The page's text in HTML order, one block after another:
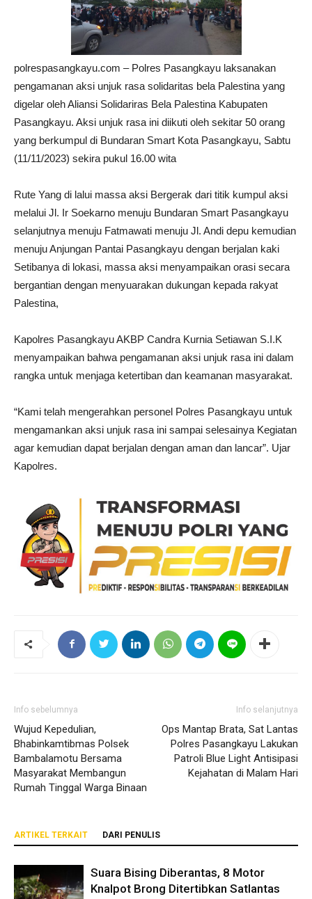
polrespasangkayu.com – Polres Pasangkayu laksanakan
pengamanan aksi unjuk rasa solidaritas bela Palestina yang
digelar oleh Aliansi Solidariras Bela Palestina Kabupaten
Pasangkayu. Aksi unjuk rasa ini diikuti oleh sekitar 50 orang
yang berkumpul di Bundaran Smart Kota Pasangkayu, Sabtu
(11/11/2023) sekira pukul 16.00 wita
Rute Yang di lalui massa aksi Bergerak dari titik kumpul aksi
melalui Jl. Ir Soekarno menuju Bundaran Smart Pasangkayu
selanjutnya menuju Fatmawati menuju Jl. Andi depu kemudian
menuju Anjungan Pantai Pasangkayu dengan berjalan kaki
Setibanya di lokasi, massa aksi menyampaikan orasi secara
bergantian dengan menyuarakan dukungan kepada rakyat
Palestina,
Kapolres Pasangkayu AKBP Candra Kurnia Setiawan S.I.K
menyampaikan bahwa pengamanan aksi unjuk rasa ini dalam
rangka untuk menjaga ketertiban dan keamanan masyarakat.
“Kami telah mengerahkan personel Polres Pasangkayu untuk
mengamankan aksi unjuk rasa ini sampai selesainya Kegiatan
agar kemudian dapat berjalan dengan aman dan lancar”. Ujar
Kapolres.
Info sebelumnya
Wujud Kepedulian,
Bhabinkamtibmas Polsek
Bambalamotu Bersama
Masyarakat Membangun
Rumah Tinggal Warga Binaan
Info selanjutnya
Ops Mantap Brata, Sat Lantas
Polres Pasangkayu Lakukan
Patroli Blue Light Antisipasi
Kejahatan di Malam Hari
ARTIKEL TERKAIT DARI PENULIS
Suara Bising Diberantas, 8 Motor
Knalpot Brong Ditertibkan Satlantas